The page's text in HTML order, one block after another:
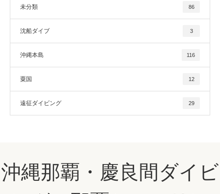
未分類 86
沈船ダイブ 3
沖縄本島 116
粟国 12
遠征ダイビング 29
沖縄那覇・慶良間ダイビ